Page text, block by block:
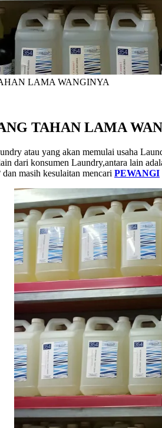
LAMA WANGINYA
TAHAN LAMA
atau yang akan memulai usaha
dari konsumen Laundry,antara lain
masih kesulaitan mencari PEWANGI